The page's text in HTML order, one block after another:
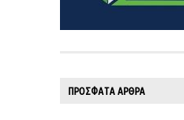
ΠΡΟΣΦΑΤΑ ΑΡΘΡΑ